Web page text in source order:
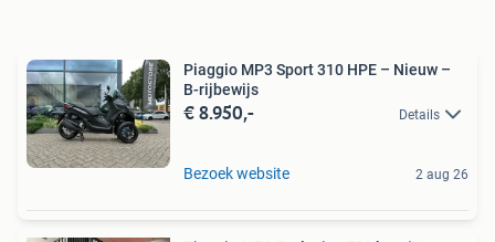
Piaggio MP3 Sport 310 HPE – Nieuw –
B-rijbewijs
€ 8.950,- Details
Bezoek website 2 aug 26